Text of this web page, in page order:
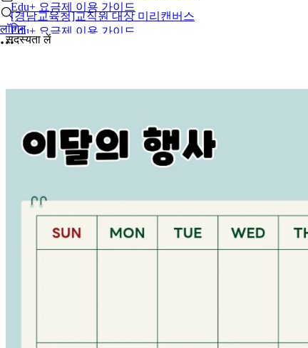
लॉगिन
Edu+ 요금제 이용 가이드
[경남교육청]교직원 대상 미리캔버스
Edu+ 요금제 이용 가이드
सदस्यता लें